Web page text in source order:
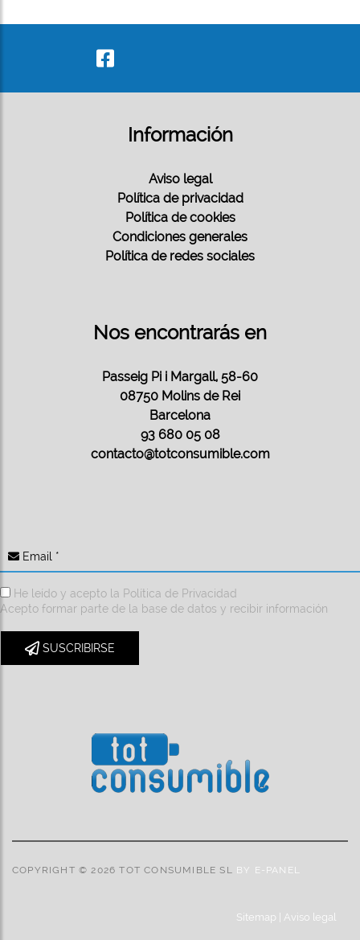
Información
Aviso legal
Política de privacidad
Política de cookies
Condiciones generales
Política de redes sociales
Nos encontrarás en
Passeig Pi i Margall, 58-60
08750 Molins de Rei
Barcelona
93 680 05 08
contacto@totconsumible.com
Email *
He leído y acepto la Política de Privacidad
Acepto formar parte de la base de datos y recibir información
SUSCRIBIRSE
COPYRIGHT © 2026 TOT CONSUMIBLE SL BY E-PANEL
Sitemap | Aviso legal